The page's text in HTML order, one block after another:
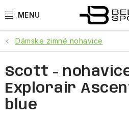
na
ŠPORTY
BEH
BOGNER
Dámske zimné nohavice
Scott - nohavice
Explorair
blue